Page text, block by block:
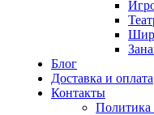
Блог
Доставка и оплата
Контакты
Политика